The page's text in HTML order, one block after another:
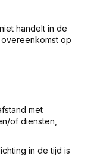
handelt in de
op
met
of diensten,
in de tijd is